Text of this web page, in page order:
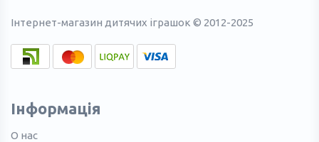
Інтернет-магазин дитячих іграшок © 2012-2025
Інформація
О нас